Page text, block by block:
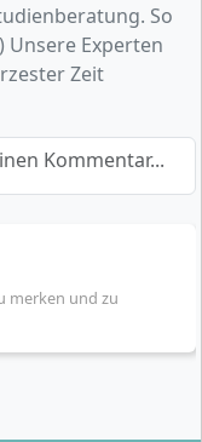
So
Unsere Experten
Zeit
Kommentar...
merken und zu